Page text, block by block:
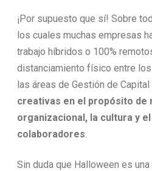
¡Por supuesto que sí! Sobre
los cuales muchas empresas
trabajo híbridos o 100%
distanciamiento físico entre
las áreas de Gestión de Capital
creativas en el propósito de
organizacional, la cultura y
colaboradores
Sin duda que Halloween es